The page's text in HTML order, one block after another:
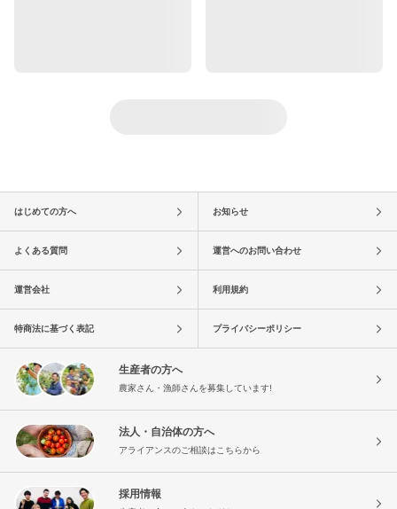
はじめての方へ お知らせ
よくある質問 運営へのお問い合わせ
運営会社 利用規約
特商法に基づく表記 プライバシーポリシー
生産者の方へ
農家さん・漁師さんを募集しています!
法人・自治体の方へ
アライアンスのご相談はこちらから
採用情報